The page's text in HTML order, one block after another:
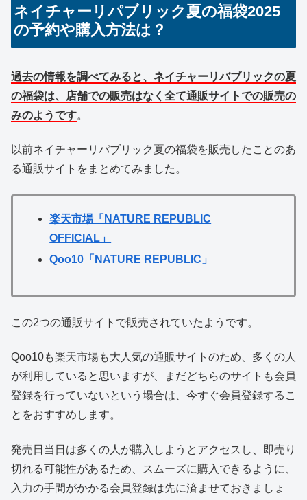
ネイチャーリパブリック夏の福袋2025
の予約や購入方法は？
過去の情報を調べてみると、ネイチャーリバブリックの夏
の福袋は、店舗での販売はなく全て通販サイトでの販売の
みのようです。
以前ネイチャーリパブリック夏の福袋を販売したことのあ
る通販サイトをまとめてみました。
楽天市場「NATURE REPUBLIC
OFFICIAL」
Qoo10「NATURE REPUBLIC」
この2つの通販サイトで販売されていたようです。
Qoo10も楽天市場も大人気の通販サイトのため、多くの人
が利用していると思いますが、まだどちらのサイトも会員
登録を行っていないという場合は、今すぐ会員登録するこ
とをおすすめします。
発売日当日は多くの人が購入しようとアクセスし、即売り
切れる可能性があるため、スムーズに購入できるように、
入力の手間がかかる会員登録は先に済ませておきましょ